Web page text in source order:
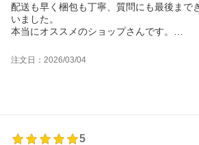
配送も早く梱包も丁寧、質問にも最後まで
いました。
本当にオススメのショップさんです。
ありがとうございました。
注文日：2026/03/04
5